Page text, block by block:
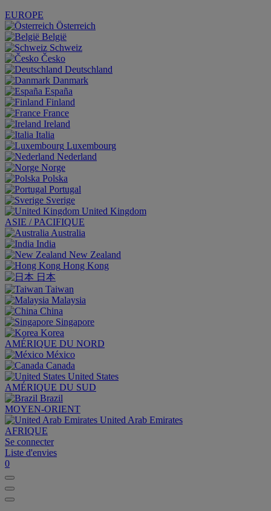
EUROPE
Österreich
België
Schweiz
Česko
Deutschland
Danmark
España
Finland
France
Ireland
Italia
Luxembourg
Nederland
Norge
Polska
Portugal
Sverige
United Kingdom
ASIE / PACIFIQUE
Australia
India
New Zealand
Hong Kong
日本
Taiwan
Malaysia
China
Singapore
Korea
AMÉRIQUE DU NORD
México
Canada
United States
AMÉRIQUE DU SUD
Brazil
MOYEN-ORIENT
United Arab Emirates
AFRIQUE
Se connecter
Liste d'envies
0